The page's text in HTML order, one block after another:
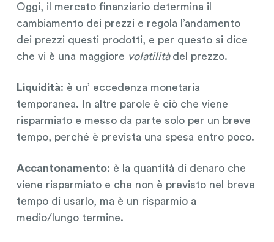
Oggi, il mercato finanziario determina il
cambiamento dei prezzi e regola l’andamento
dei prezzi questi prodotti, e per questo si dice
che vi è una maggiore volatilità del prezzo.
Liquidità: è un’ eccedenza monetaria
temporanea. In altre parole è ciò che viene
risparmiato e messo da parte solo per un breve
tempo, perché è prevista una spesa entro poco.
Accantonamento: è la quantità di denaro che
viene risparmiato e che non è previsto nel breve
tempo di usarlo, ma è un risparmio a
medio/lungo termine.